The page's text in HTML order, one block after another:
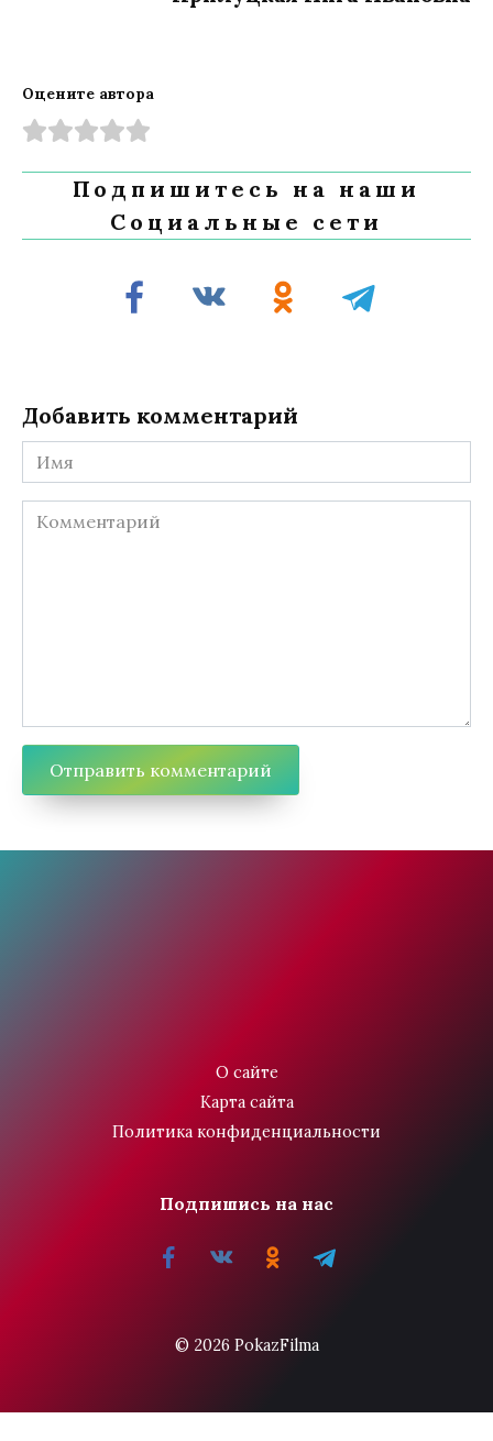
Оцените автора
Подпишитесь на наши
Социальные сети
Добавить комментарий
Имя
Комментарий
О сайте
Карта сайта
Политика конфиденциальности
Подпишись на нас
© 2026 PokazFilma